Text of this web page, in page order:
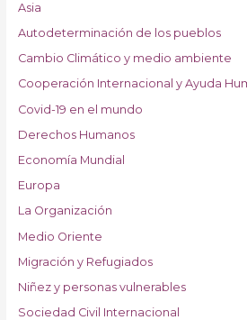
Asia
Autodeterminación de los pueblos
Cambio Climático y medio ambiente
Cooperación Internacional y Ayuda
Covid-19 en el mundo
Derechos Humanos
Economía Mundial
Europa
La Organización
Medio Oriente
Migración y Refugiados
Niñez y personas vulnerables
Sociedad Civil Internacional